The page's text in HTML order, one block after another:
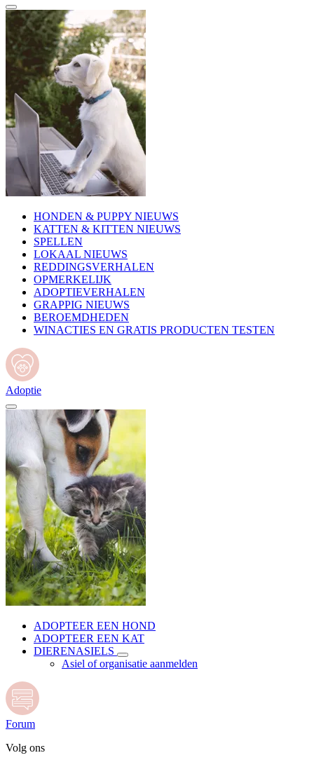
HONDEN & PUPPY NIEUWS
KATTEN & KITTEN NIEUWS
SPELLEN
LOKAAL NIEUWS
REDDINGSVERHALEN
OPMERKELIJK
ADOPTIEVERHALEN
GRAPPIG NIEUWS
BEROEMDHEDEN
WINACTIES EN GRATIS PRODUCTEN TESTEN
Adoptie
ADOPTEER EEN HOND
ADOPTEER EEN KAT
DIERENASIELS
Asiel of organisatie aanmelden
Forum
Volg ons